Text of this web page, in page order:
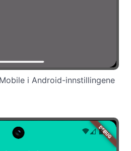
i Android-innstillingene